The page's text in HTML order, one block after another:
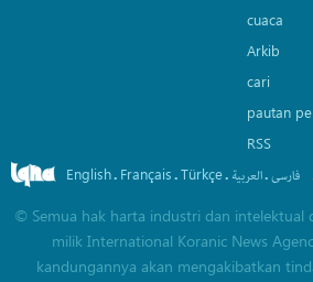
cuaca
Arkib
cari
pautan
RSS
English. Français.Türkçe. العربیة.فارسی
© Semua hak harta industri dan intelektual
milik International Koranic News
kandungannya akan mengakibatkan